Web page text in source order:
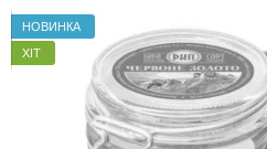
НОВИНКА
ХІТ